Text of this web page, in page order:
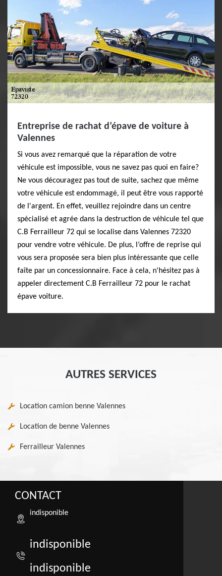
Entreprise de rachat d’épave de voiture à
Valennes
Si vous avez remarqué que la réparation de votre
véhicule est impossible, vous ne savez pas quoi en faire?
Ne vous découragez pas tout de suite, sachez que même
votre véhicule est endommagé, il peut être vous rapporté
de l'argent. En effet, veuillez rejoindre dans un centre
spécialisé et agrée dans la destruction de véhicule tel que
C.B Ferrailleur 72 qui se localise dans Valennes 72320
pour vendre votre véhicule. De plus, l’offre de reprise qui
vous sera proposée sera bien plus intéressante que celle
faîte par un concessionnaire. Face à cela, n'hésitez pas à
appeler directement C.B Ferrailleur 72 pour le rachat
épave voiture.
AUTRES SERVICES
Location camion benne Valennes
Location de benne Valennes
Ferrailleur Valennes
CONTACT
indisponible
indisponible
indisponible